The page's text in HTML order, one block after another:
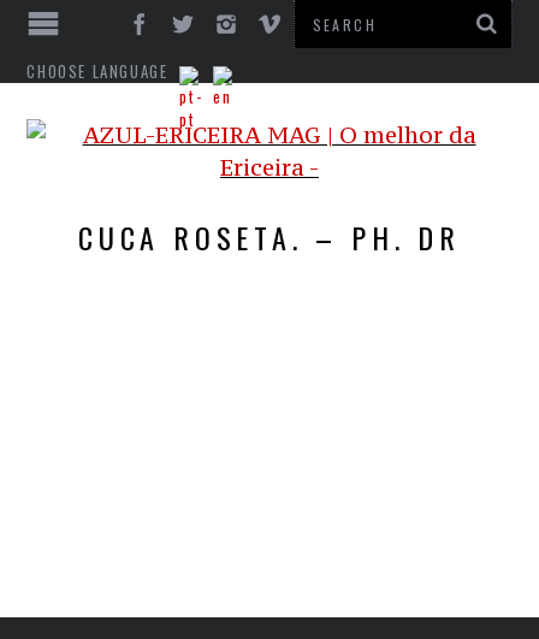
CHOOSE LANGUAGE
CUCA ROSETA. – PH. DR